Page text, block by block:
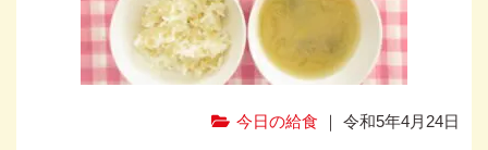
今日の給食 ｜ 令和5年4月24日